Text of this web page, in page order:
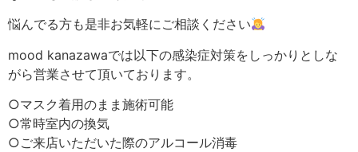
悩んでる方も是非お気軽にご相談ください
mood kanazawaでは以下の感染症対策をしっかりとしな
がら営業させて頂いております。
○マスク着用のまま施術可能
○常時室内の換気
○ご来店いただいた際のアルコール消毒